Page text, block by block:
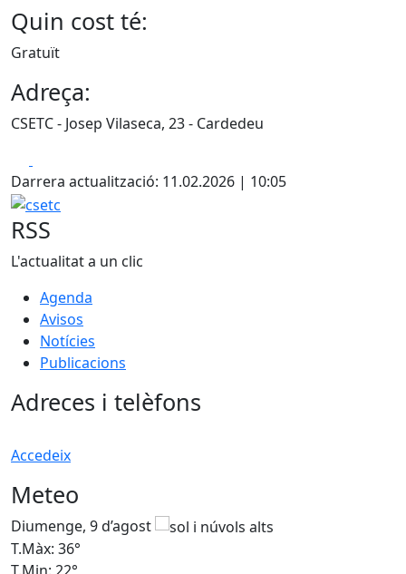
Quin cost té:
Gratuït
Adreça:
CSETC - Josep Vilaseca, 23 - Cardedeu
Darrera actualització: 11.02.2026 | 10:05
csetc
RSS
L'actualitat a un clic
Agenda
Avisos
Notícies
Publicacions
Adreces i telèfons
Accedeix
Meteo
Diumenge, 9 d’agost
T.Màx: 36°